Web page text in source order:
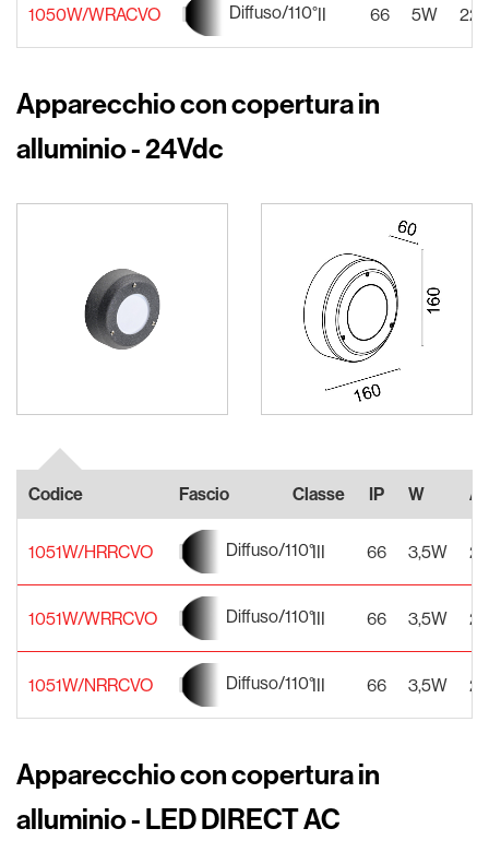
1050W/WRACVO Diffuso/110°II 66 5W
Apparecchio con copertura in
alluminio - 24Vdc
Codice Fascio Classe IP W
1051W/HRRCVO Diffuso/110°III 66 3,5W
1051W/WRRCVO Diffuso/110°III 66 3,5W
1051W/NRRCVO Diffuso/110°III 66 3,5W
Apparecchio con copertura in
alluminio - LED DIRECT AC